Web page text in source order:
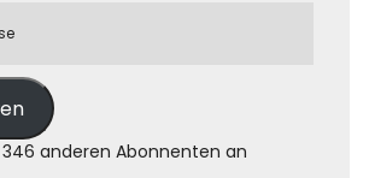
anderen Abonnenten an